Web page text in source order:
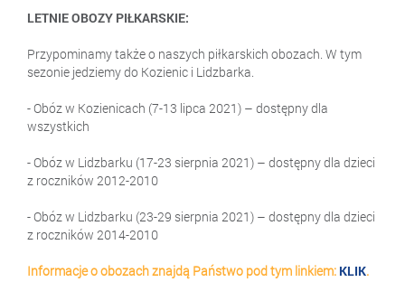
LETNIE OBOZY PIŁKARSKIE:
Przypominamy także o naszych piłkarskich obozach. W tym
sezonie jedziemy do Kozienic i Lidzbarka.
- Obóz w Kozienicach (7-13 lipca 2021) – dostępny dla
wszystkich
- Obóz w Lidzbarku (17-23 sierpnia 2021) – dostępny dla dzieci
z roczników 2012-2010
- Obóz w Lidzbarku (23-29 sierpnia 2021) – dostępny dla dzieci
z roczników 2014-2010
Informacje o obozach znajdą Państwo pod tym linkiem: KLIK.